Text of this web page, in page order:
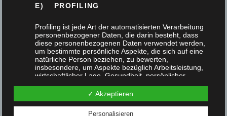
Verarbeitungstechnik
Neue Beiträge
E) PROFILING
Profiling ist jede Art der automatisierten Verarbeitung
personenbezogener Daten, die darin besteht, dass
diese personenbezogenen Daten verwendet werden,
um bestimmte persönliche Aspekte, die sich auf eine
natürliche Person beziehen, zu bewerten,
insbesondere, um Aspekte bezüglich Arbeitsleistung,
wirtschaftlicher Lage, Gesundheit, persönlicher
Aufenthaltsort oder Ortswechsel dieser natürlichen
Person zu analysieren oder vorherzusagen.
✓ Akzeptieren
Personalisieren